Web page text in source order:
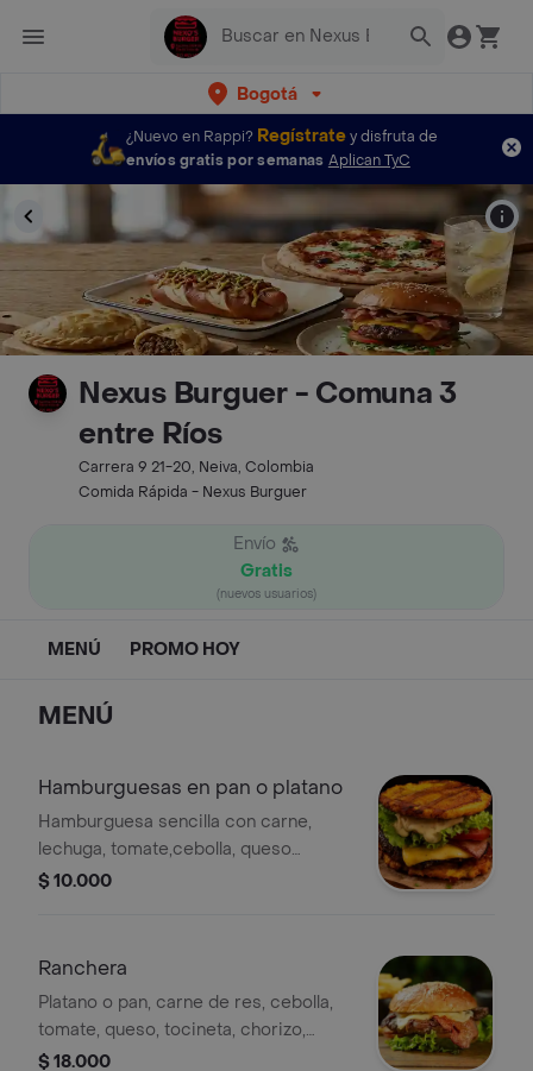
Bogotá
¿Nuevo en Rappi? Regístratey disfruta de
envíos gratis por semanas Aplican TyC
Nexus Burguer - Comuna 3
entre Ríos
Carrera 9 21-20, Neiva, Colombia
Comida Rápida - Nexus Burguer
Envío
Gratis
(nuevos usuarios)
MENÚ PROMO HOY
MENÚ
Hamburguesas en pan o platano
Hamburguesa sencilla con carne,
lechuga, tomate,cebolla, queso
cheedar y tocineta en pan artesanal
$ 10.000
Ranchera
Platano o pan, carne de res, cebolla,
tomate, queso, tocineta, chorizo,
huevo, salsa de la casa, ripio.
$ 18.000